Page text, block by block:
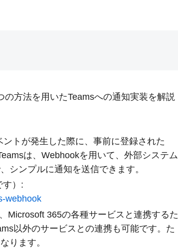
方法を用いたTeamsへの通知実装を解説
トが発生した際に、事前に登録された
は、Webhookを用いて、外部システム
シンプルに通知を送信できます。
す）:
webhook
Microsoft 365の各種サービスと連携するた
以外のサービスとの連携も可能です。た
ります。